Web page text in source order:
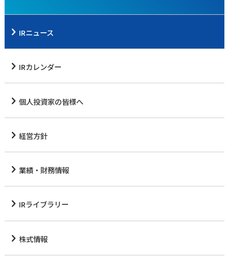
IRニュース
IRカレンダー
個人投資家の皆様へ
経営方針
業績・財務情報
IRライブラリー
株式情報